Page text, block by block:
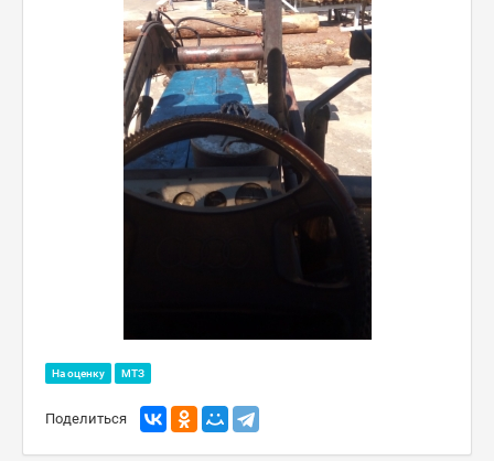
На оценку МТЗ
Поделиться